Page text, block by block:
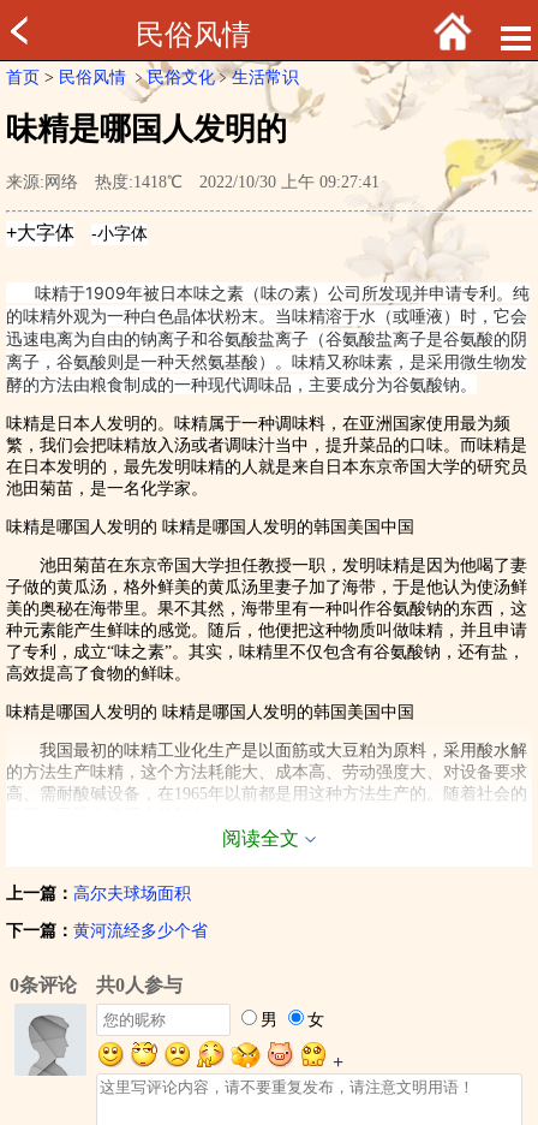
民俗风情
首页 > 民俗风情 ﹥民俗文化﹥生活常识
味精是哪国人发明的
来源:网络 热度:1418℃ 2022/10/30 上午 09:27:41
味精于1909年被日本味之素（味の素）公司所发现并申请专利。纯
的味精外观为一种白色晶体状粉末。当味精溶于水（或唾液）时，它会
迅速电离为自由的钠离子和谷氨酸盐离子（谷氨酸盐离子是谷氨酸的阴
离子，谷氨酸则是一种天然氨基酸）。味精又称味素，是采用微生物发
酵的方法由粮食制成的一种现代调味品，主要成分为谷氨酸钠。
味精是日本人发明的。味精属于一种调味料，在亚洲国家使用最为频
繁，我们会把味精放入汤或者调味汁当中，提升菜品的口味。而味精是
在日本发明的，最先发明味精的人就是来自日本东京帝国大学的研究员
池田菊苗，是一名化学家。
味精是哪国人发明的 味精是哪国人发明的韩国美国中国
池田菊苗在东京帝国大学担任教授一职，发明味精是因为他喝了妻
子做的黄瓜汤，格外鲜美的黄瓜汤里妻子加了海带，于是他认为使汤鲜
美的奥秘在海带里。果不其然，海带里有一种叫作谷氨酸钠的东西，这
种元素能产生鲜味的感觉。随后，他便把这种物质叫做味精，并且申请
了专利，成立“味之素”。其实，味精里不仅包含有谷氨酸钠，还有盐，
高效提高了食物的鲜味。
味精是哪国人发明的 味精是哪国人发明的韩国美国中国
我国最初的味精工业化生产是以面筋或大豆粕为原料，采用酸水解
的方法生产味精，这个方法耗能大、成本高、劳动强度大、对设备要求
高、需耐酸碱设备，在 1965年以前都是用这种方法生产的。随着社会的
味精是哪国人发明的韩国美国中国
随着科学的进步及微生物技术在食品行业的应用，使味精生产发生
水解蛋白质法及用石油裂解丙烯合成法较少采用。
阅读全文
上一篇： 高尔夫球场面积
下一篇： 黄河流经多少个省